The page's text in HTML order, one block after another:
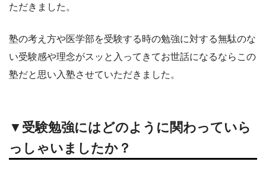
ただきました。
塾の考え方や医学部を受験する時の勉強に対する無駄のな
い受験感や理念がスッと入ってきてお世話になるならこの
塾だと思い入塾させていただきました。
▼受験勉強にはどのように関わっていら
っしゃいましたか？